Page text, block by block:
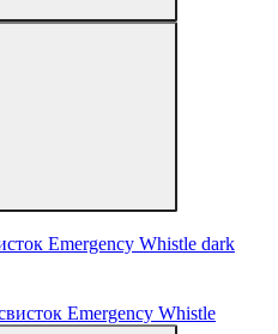
Emergency Whistle dark